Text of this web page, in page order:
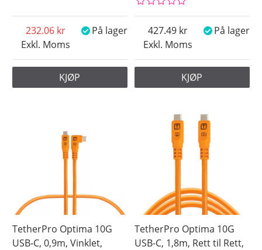
Exkl. Moms
232.06 På lager
KJØP
Exkl. Moms
427.49 På lager
KJØP
TetherPro Optima 10G
USB-C, 0,9m, Vinklet,
TetherPro Optima 10G
USB-C, 1,8m, Rett til Rett,